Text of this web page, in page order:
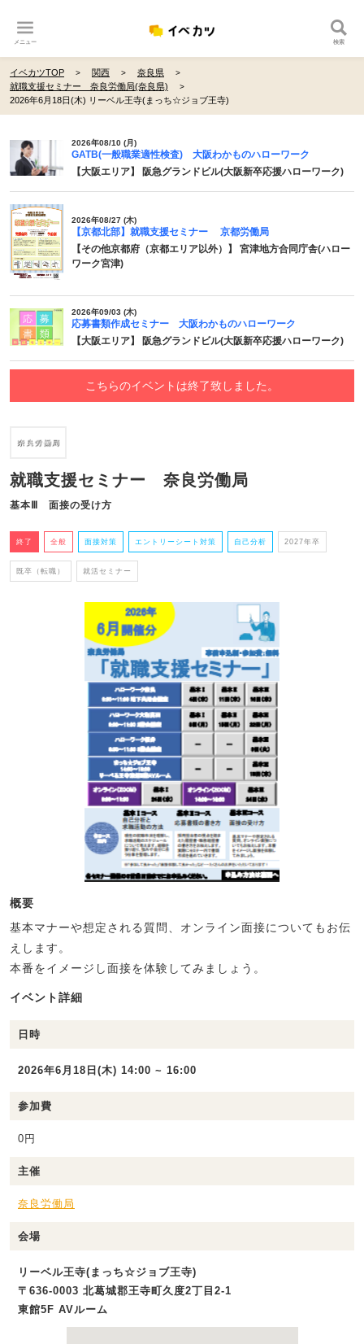
メニュー 検索
イベカツTOP 関西
奈良県
就職支援セミナー 奈良労働局(奈良県)
2026年6月18日(木) リーベル王寺(まっち☆ジョブ王寺)
2026年08/10 (月)
GATB(一般職業適性検査) 大阪わかものハローワーク
【大阪エリア】 阪急グランドビル(大阪新卒応援ハローワーク)
2026年08/27 (木)
【京都北部】就職支援セミナー 京都労働局
【その他京都府（京都エリア以外）】 宮津地方合同庁舎(ハロー
ワーク宮津)
2026年09/03 (木)
応募書類作成セミナー 大阪わかものハローワーク
【大阪エリア】 阪急グランドビル(大阪新卒応援ハローワーク)
こちらのイベントは終了致しました。
就職支援セミナー 奈良労働局
基本Ⅲ 面接の受け方
終了 全般 面接対策 エントリーシート対策 自己分析 2027年卒
既卒（転職） 就活セミナー
概要
基本マナーや想定される質問、オンライン面接についてもお伝
えします。
本番をイメージし面接を体験してみましょう。
イベント詳細
日時
2026年6月18日(木) 14:00 ~ 16:00
参加費
0円
主催
奈良労働局
会場
リーベル王寺(まっち☆ジョブ王寺)
〒636-0003 北葛城郡王寺町久度2丁目2‐1
東館5F AVルーム